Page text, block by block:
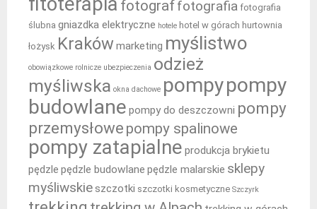
fotograffotografia fotografia
ślubna gniazdka elektryczne hotele hotel w górach hurtownia
łożysk Kraków marketing myślistwo
obowiązkowe rolnicze ubezpieczenia odzież
myśliwska okna dachowe pompypompy
budowlane pompy do deszczowni pompy
przemysłowe pompy spalinowe
pompy zatapialne produkcja brykietu
pędzle pędzle budowlane pędzle malarskie sklepy
myśliwskieszczotki szczotki kosmetyczne Szczyrk